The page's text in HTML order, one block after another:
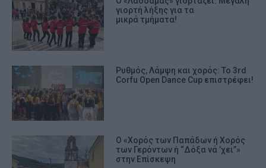
γιορτή λήξης για τα
μικρά τμήματα!
Ρυθμός, Λάμψη και χορός: Το 3rd
Corfu Open Dance Cup επιστρέφει!
Ο «Χορός των Παπάδων ή Χορός
των Γερόντων ή “Δόξα νά ’χει”»
στην Επίσκεψη